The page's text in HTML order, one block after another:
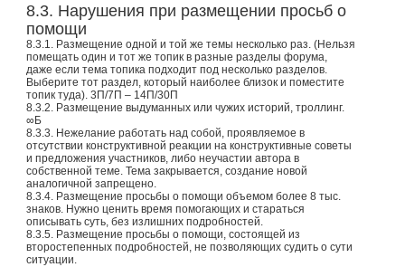
8.3. Нарушения при размещении просьб о
помощи
8.3.1. Размещение одной и той же темы несколько раз. (Нельзя
помещать один и тот же топик в разные разделы форума,
даже если тема топика подходит под несколько разделов.
Выберите тот раздел, который наиболее близок и поместите
топик туда). 3П/7П – 14П/30П
8.3.2. Размещение выдуманных или чужих историй, троллинг.
∞Б
8.3.3. Нежелание работать над собой, проявляемое в
отсутствии конструктивной реакции на конструктивные советы
и предложения участников, либо неучастии автора в
собственной теме. Тема закрывается, создание новой
аналогичной запрещено.
8.3.4. Размещение просьбы о помощи объемом более 8 тыс.
знаков. Нужно ценить время помогающих и стараться
описывать суть, без излишних подробностей.
8.3.5. Размещение просьбы о помощи, состоящей из
второстепенных подробностей, не позволяющих судить о сути
ситуации.